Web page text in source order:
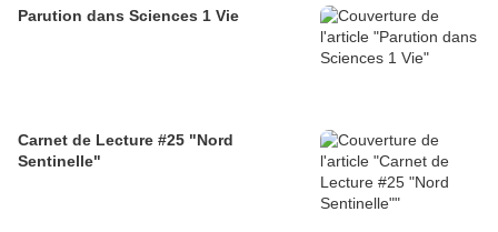
Parution dans Sciences 1 Vie
Carnet de Lecture #25 "Nord
Sentinelle"